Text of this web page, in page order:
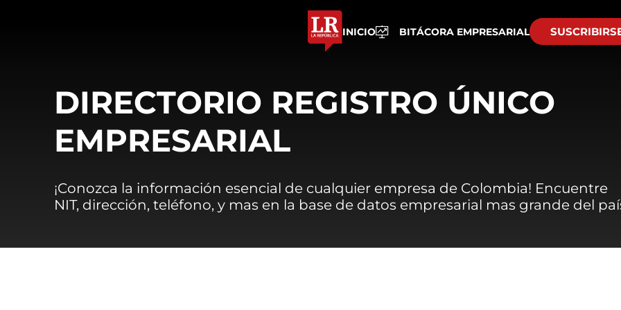
INICIO BITÁCORA EMPRESARIAL
DIRECTORIO REGISTRO ÚNICO
EMPRESARIAL
¡Conozca la información esencial de cualquier empresa de Colombia! Encuentre
NIT, dirección, teléfono, y mas en la base de datos empresarial mas grande del